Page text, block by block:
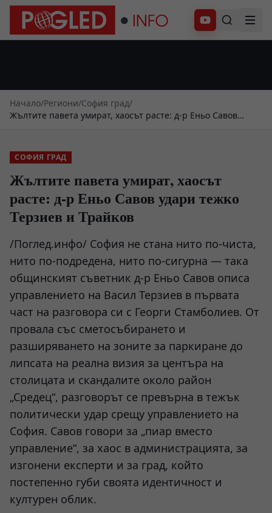
Абонирай се
Начало/Региони/София град/
Жълтите павета умират, хаосът расте: д-р Еньо Савов
СОФИЯ ГРАД
Жълтите павета умират, хаосът
расте: д-р Еньо Савов удари тежко
Терзиев и Трайков
/Поглед.инфо/ София не стана нито по-чиста,
нито по-подредена, нито по-сигурна — така
общинският съветник д-р Еньо Савов описа
управлението на Васил Терзиев в първата
част на разговора си с Георги Стамболиев. От
провала със сметосъбирането и
разширяването на зоните за паркиране до
липсата на реална визия за центъра на
столицата и скандалите около район
„Средец“, разговорът се превърна в тежък
политически удар срещу управлението на
София. Савов говори за „пиар вместо
управление“, за хаос в администрацията, за
изгонени експерти и за град, който
постепенно губи своята идентичност и
културен облик.